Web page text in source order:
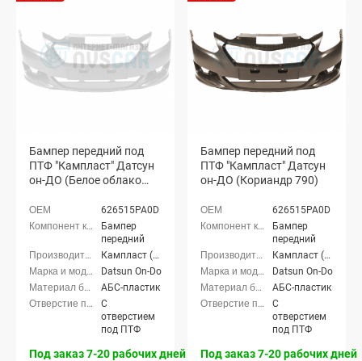
Бампер передний под
ПТФ "Кампласт" Датсун
он-ДО (Белое облако
626515PA0D
Бампер
передний
Кампласт (г. Набережные Челны)
Datsun On-Do
АБС-пластик
С
отверстием
под ПТФ
Под заказ 7-20 рабочих дней
Бампер передний под
ПТФ "Кампласт" Датсун
он-ДО (Кориандр 790)
626515PA0D
Бампер
передний
Кампласт (г. Набережные Челны)
Datsun On-Do
АБС-пластик
С
отверстием
под ПТФ
Под заказ 7-20 рабочих дней